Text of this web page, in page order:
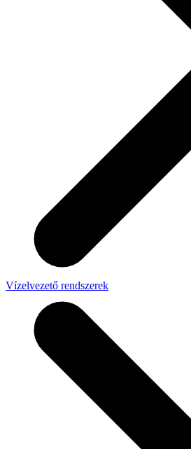
Vízelvezető rendszerek